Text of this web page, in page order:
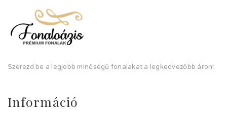
Szerezd be a legjobb minőségű fonalakat a legkedvezőbb áron!
Információ